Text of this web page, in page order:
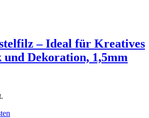
– Ideal für Kreatives
Dekoration, 1,5mm